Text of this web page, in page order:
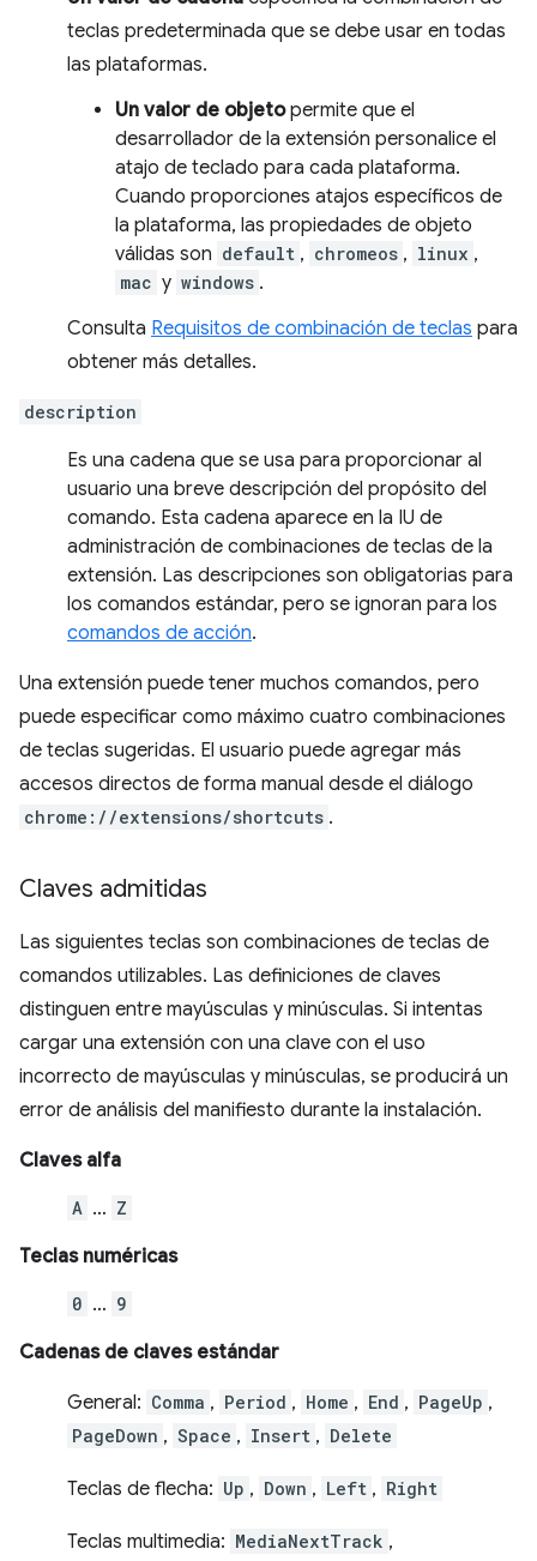
teclas predeterminada que se debe usar en todas
las plataformas.
Un valor de objetopermite que el
desarrollador de la extensión personalice el
atajo de teclado para cada plataforma.
Cuando proporciones atajos específicos de
la plataforma, las propiedades de objeto
válidas son default , chromeos , linux ,
mac y windows .
Consulta Requisitos de combinación de teclas para
obtener más detalles.
description
Es una cadena que se usa para proporcionar al
usuario una breve descripción del propósito del
comando. Esta cadena aparece en la IU de
administración de combinaciones de teclas de la
extensión. Las descripciones son obligatorias para
los comandos estándar, pero se ignoran para los
comandos de acción.
Una extensión puede tener muchos comandos, pero
puede especificar como máximo cuatro combinaciones
de teclas sugeridas. El usuario puede agregar más
accesos directos de forma manual desde el diálogo
chrome://extensions/shortcuts .
Claves admitidas
Las siguientes teclas son combinaciones de teclas de
comandos utilizables. Las definiciones de claves
distinguen entre mayúsculas y minúsculas. Si intentas
cargar una extensión con una clave con el uso
incorrecto de mayúsculas y minúsculas, se producirá un
error de análisis del manifiesto durante la instalación.
Claves alfa
A … Z
Teclas numéricas
0 … 9
Cadenas de claves estándar
General: Comma , Period , Home , End , PageUp ,
PageDown , Space , Insert , Delete
Teclas de flecha: Up , Down , Left , Right
Teclas multimedia: MediaNextTrack ,